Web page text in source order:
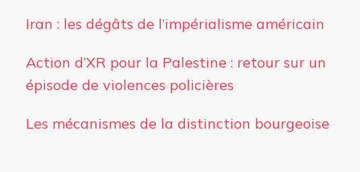
Iran : les dégâts de l’impérialisme américain
Action d’XR pour la Palestine : retour sur un
épisode de violences policières
Les mécanismes de la distinction bourgeoise